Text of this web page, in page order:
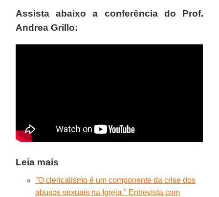
Assista abaixo a conferência do Prof.
Andrea Grillo:
Leia mais
''O clericalismo é um componente da crise dos
abusos sexuais na Igreja.'' Entrevista com